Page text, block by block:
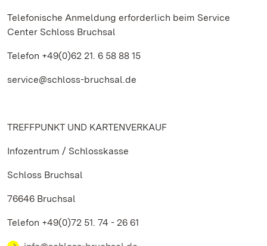
Telefonische Anmeldung erforderlich beim Service
Center Schloss Bruchsal
Telefon +49(0)62 21. 6 58 88 15
service@schloss-bruchsal.de
TREFFPUNKT UND KARTENVERKAUF
Infozentrum / Schlosskasse
Schloss Bruchsal
76646 Bruchsal
Telefon +49(0)72 51. 74 - 26 61